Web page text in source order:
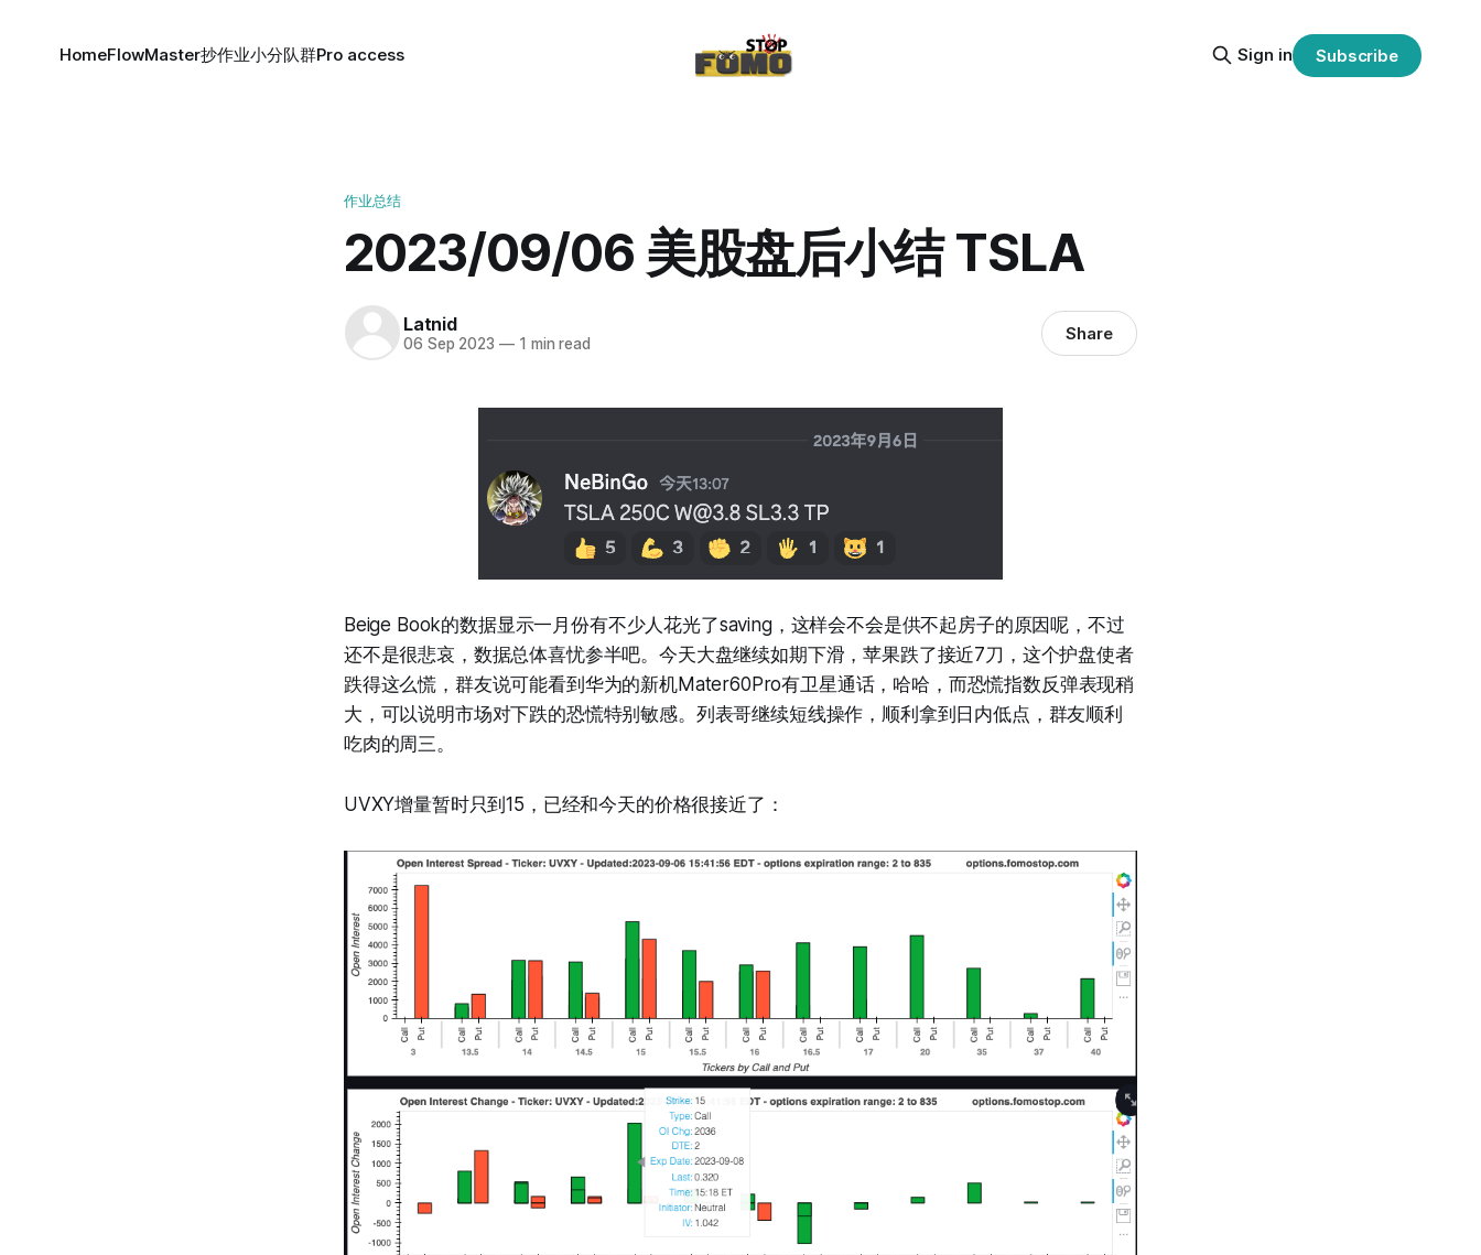
HomeFlowMaster抄作业小分队群Pro access Sign in Subscribe
作业总结
2023/09/06 美股盘后小结 TSLA
Latnid
06 Sep 2023 —1 min read Share
Beige Book的数据显示一月份有不少人花光了saving，这样会不会是供不起房子的原因呢，不过
还不是很悲哀，数据总体喜忧参半吧。今天大盘继续如期下滑，苹果跌了接近7刀，这个护盘使者
跌得这么慌，群友说可能看到华为的新机Mater60Pro有卫星通话，哈哈，而恐慌指数反弹表现稍
大，可以说明市场对下跌的恐慌特别敏感。列表哥继续短线操作，顺利拿到日内低点，群友顺利
吃肉的周三。
UVXY增量暂时只到15，已经和今天的价格很接近了：